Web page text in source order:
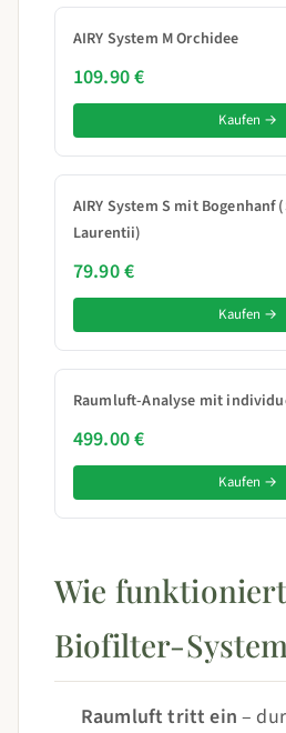
AIRY System M Orchidee
109.90 €
Kaufen →
AIRY System S mit Bogenhanf
Laurentii)
79.90 €
Kaufen →
Raumluft-Analyse mit
499.00 €
Kaufen →
Wie
Biofilter-
Raumluft tritt ein –